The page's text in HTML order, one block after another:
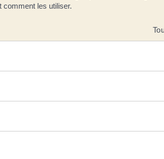
comment les utiliser.